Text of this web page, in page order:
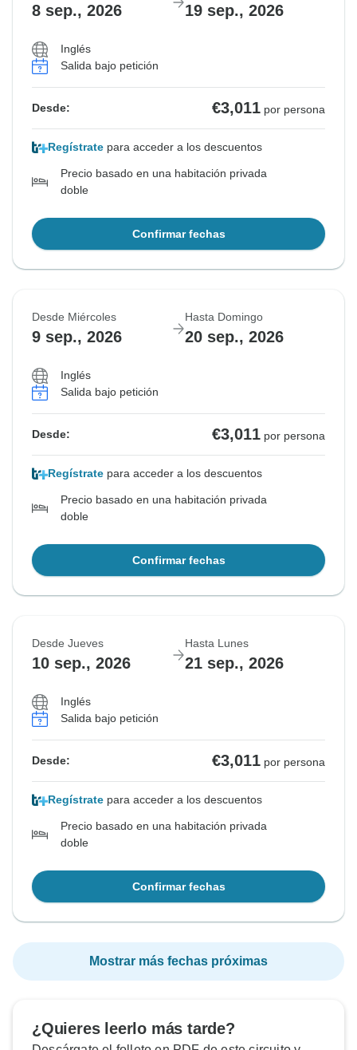
8 sep., 2026 19 sep., 2026
Inglés
Salida bajo petición
Desde: €3,011 por persona
Regístrate para acceder a los descuentos
Precio basado en una habitación privada
doble
Confirmar fechas
Desde Miércoles
9 sep., 2026
Hasta Domingo
20 sep., 2026
Inglés
Salida bajo petición
Desde: €3,011 por persona
Regístrate para acceder a los descuentos
Precio basado en una habitación privada
doble
Confirmar fechas
Desde Jueves
10 sep., 2026
Hasta Lunes
21 sep., 2026
Inglés
Salida bajo petición
Desde: €3,011 por persona
Regístrate para acceder a los descuentos
Precio basado en una habitación privada
doble
Confirmar fechas
Mostrar más fechas próximas
¿Quieres leerlo más tarde?